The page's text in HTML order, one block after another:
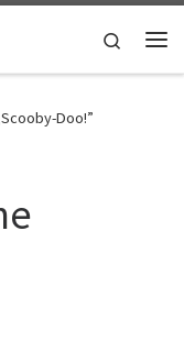
Search
Doo!”